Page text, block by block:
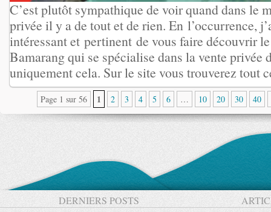
C’est plutôt sympathique de voir quand dans le
privée il y a de tout et de rien. En l’occurrence,
intéressant et pertinent de vous faire découvrir
Bamarang qui se spécialise dans la vente privée
uniquement cela. Sur le site vous trouverez tout
Page 1 sur 56 1 2 3 4 5 6 … 10 20 30 40
DERNIERS POSTS